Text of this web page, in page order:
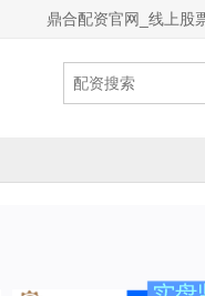
鼎合配资官网_线上股